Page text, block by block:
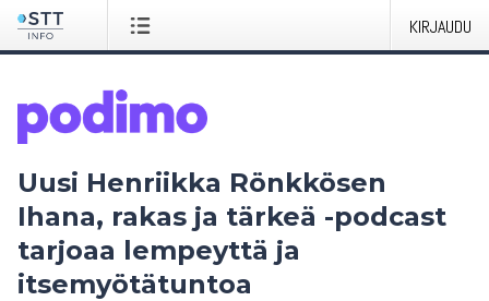
KIRJAUDU
Uusi Henriikka Rönkkösen
Ihana, rakas ja tärkeä -podcast
tarjoaa lempeyttä ja
itsemyötätuntoa